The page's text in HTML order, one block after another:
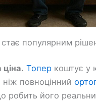
популярним
Топер коштує у
повноцінний
робить його